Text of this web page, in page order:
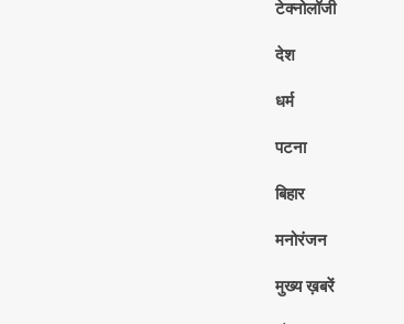
टेक्नोलॉजी
देश
धर्म
पटना
बिहार
मनोरंजन
मुख्य ख़बरें